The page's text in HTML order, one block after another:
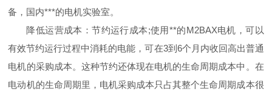
备，国内***的电机实验室。
降低运营成本：节约运行成本;使用**的M2BAX电机，可以
有效节约运行过程中消耗的电能，可在3到6个月内收回高出普通
电机的采购成本。这种节约还体现在电机的生命周期成本中。在
电动机的生命周期里，电机采购成本只占其整个生命周期成本很